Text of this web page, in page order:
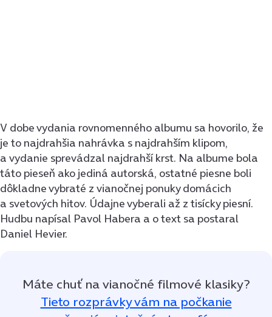
V dobe vydania rovnomenného albumu sa hovorilo, že
je to najdrahšia nahrávka s najdrahším klipom,
a vydanie sprevádzal najdrahší krst. Na albume bola
táto pieseň ako jediná autorská, ostatné piesne boli
dôkladne vybraté z vianočnej ponuky domácich
a svetových hitov. Údajne vyberali až z tisícky piesní.
Hudbu napísal Pavol Habera a o text sa postaral
Daniel Hevier.
Máte chuť na vianočné filmové klasiky?
Tieto rozprávky vám na počkanie